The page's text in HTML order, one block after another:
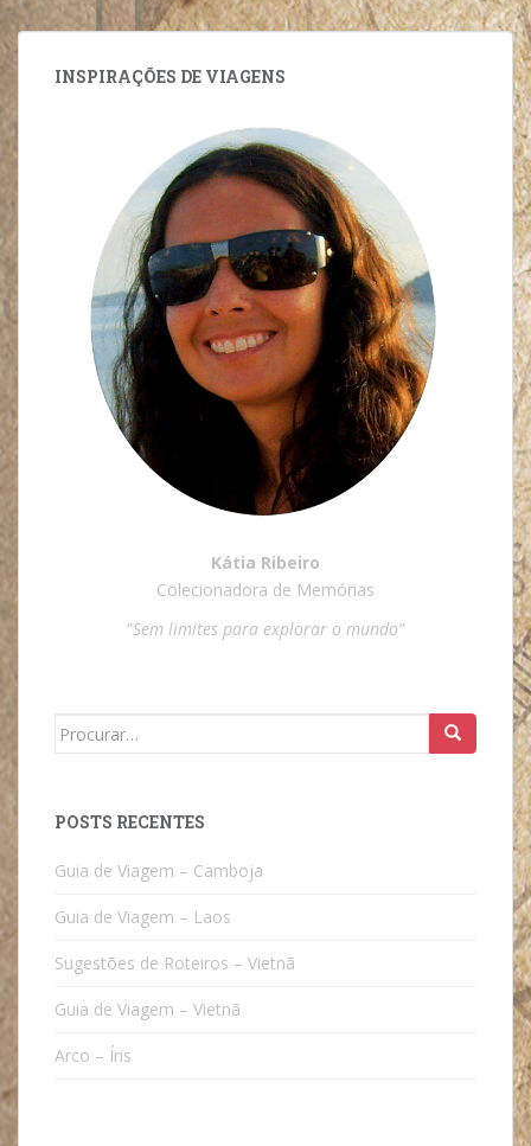
INSPIRAÇÕES DE VIAGENS
Kátia Ribeiro
Colecionadora de Memórias
“Sem limites para explorar o mundo”
Search
POSTS RECENTES
Guia de Viagem – Camboja
Guia de Viagem – Laos
Sugestões de Roteiros – Vietnã
Guia de Viagem – Vietnã
Arco – Íris